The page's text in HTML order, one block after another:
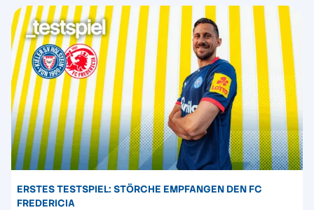
ERSTES TESTSPIEL: STÖRCHE EMPFANGEN DEN FC
FREDERICIA